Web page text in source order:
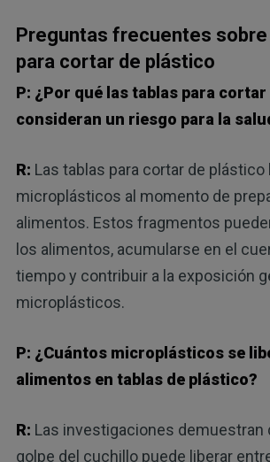
Preguntas frecuentes
para cortar de plástico
P: ¿Por qué las tablas para
consideran un riesgo para la
R: Las tablas para cortar de plástico
microplásticos al momento de
alimentos. Estos fragmentos
los alimentos, acumularse en el
tiempo y contribuir a la exposición
microplásticos.
P: ¿Cuántos microplásticos se
alimentos en tablas de plástico?
R: Las investigaciones demuestran
golpe del cuchillo puede liberar